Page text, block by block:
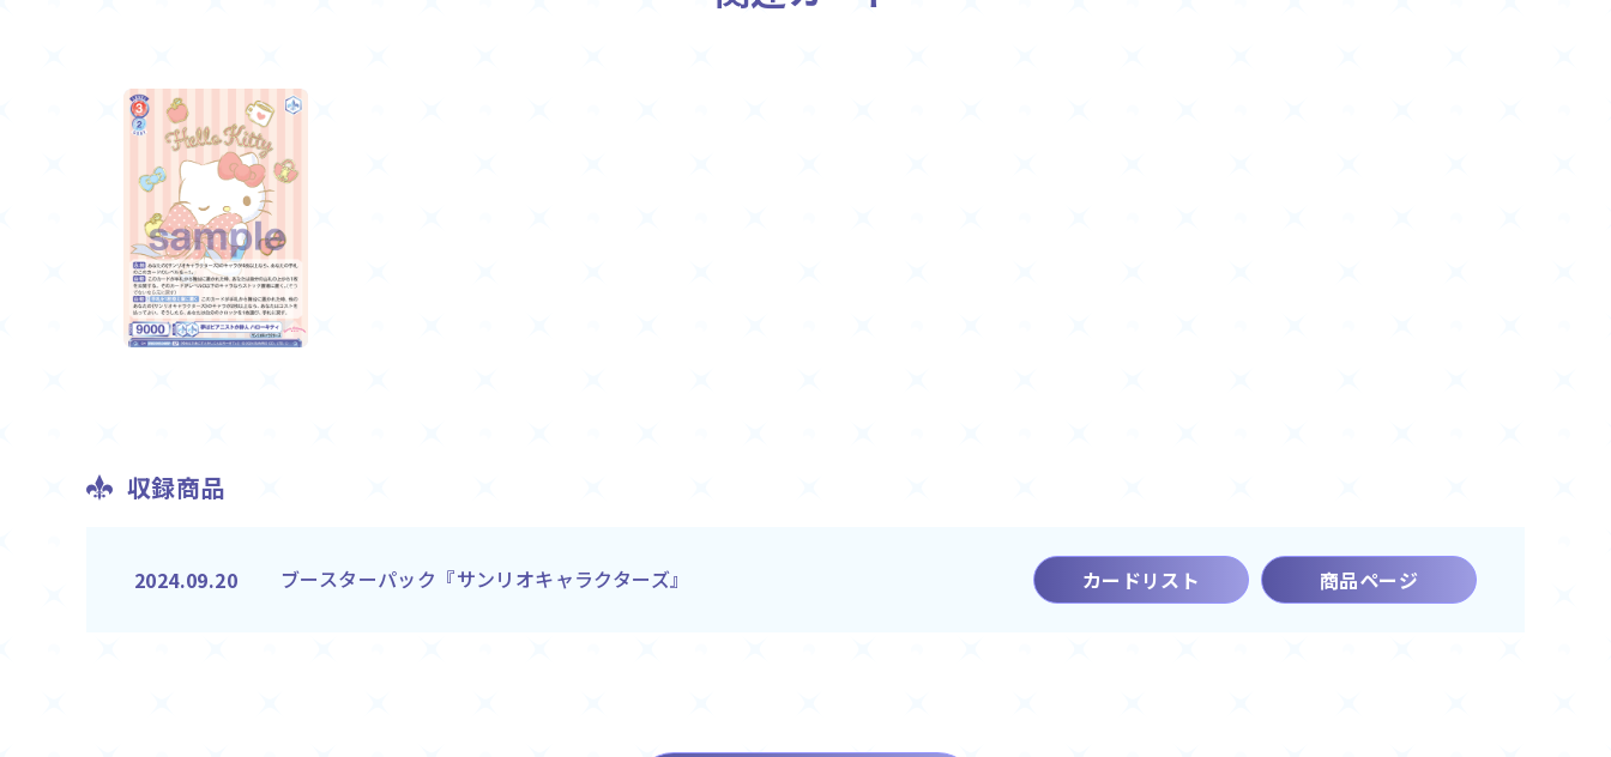
収録商品
2024.09.20 ブースターパック『サンリオキャラクターズ』 カードリスト 商品ページ